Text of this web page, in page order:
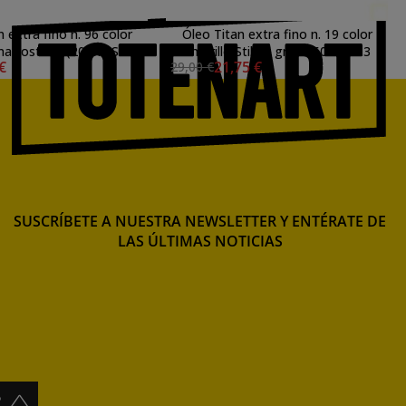
extra fino n. 96 color
tostada (20 ml) S.1
Óleo Titan extra fino n. 19 color
amarillo Stil de grain (60 ml) S.3
29,00 €21,75 €
SUSCRÍBETE A NUESTRA NEWSLETTER Y ENTÉRATE DE
LAS ÚLTIMAS NOTICIAS